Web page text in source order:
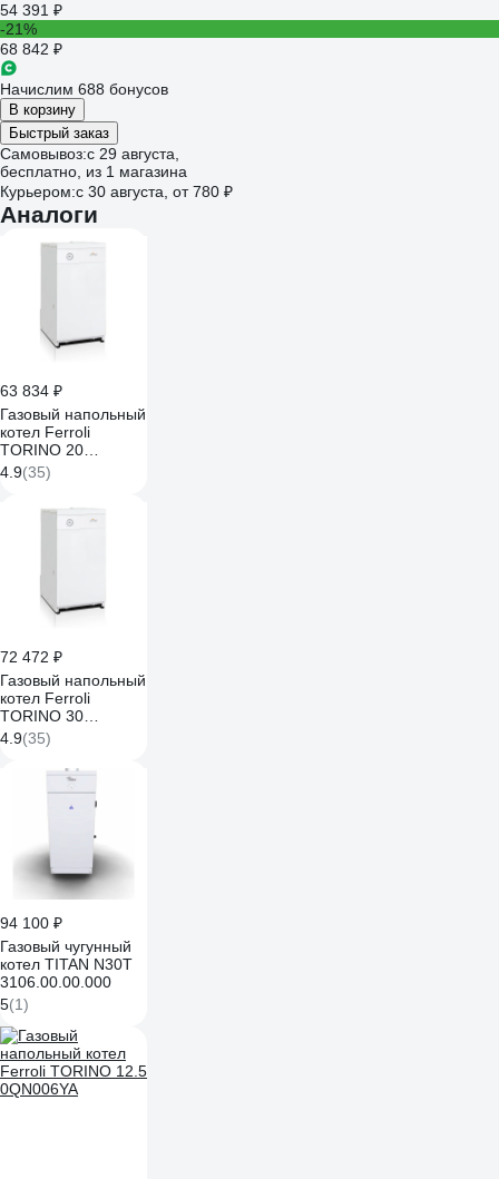
54 391 ₽
-21%
68 842 ₽
Начислим 688 бонусов
В корзину
Быстрый заказ
Самовывоз:c 29 августа,
бесплатно , из 1 магазина
Курьером:c 30 августа, от 780 ₽
Аналоги
63 834 ₽
Газовый напольный
котел Ferroli
TORINO 20
0QN008YA
4.9(35)
72 472 ₽
Газовый напольный
котел Ferroli
TORINO 30
0QN010YA
4.9(35)
94 100 ₽
Газовый чугунный
котел TITAN N30T
3106.00.00.000
5(1)